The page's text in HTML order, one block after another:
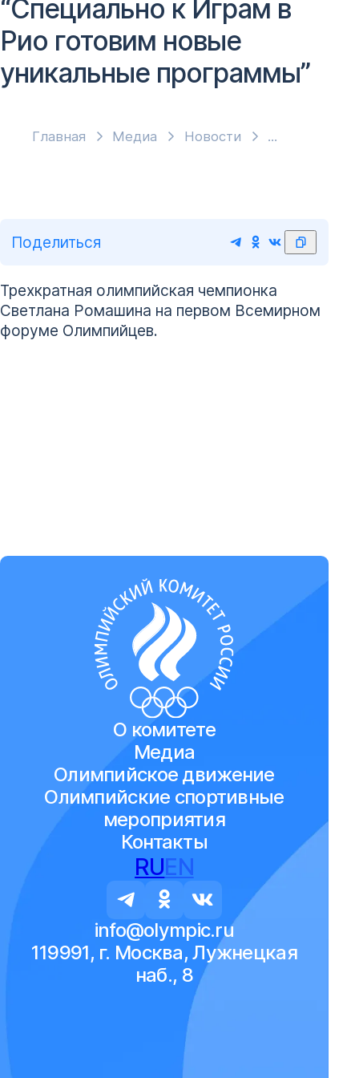
Главная Медиа Новости
“Специально к Играм в
Рио готовим новые
уникальные программы”
Поделиться
Трехкратная олимпийская чемпионка
Cветлана Ромашина на первом Всемирном
форуме Олимпийцев.
О комитете
Медиа
Олимпийское движение
Олимпийские спортивные
мероприятия
Контакты
RUEN
info@olympic.ru
119991, г. Москва, Лужнецкая
наб., 8